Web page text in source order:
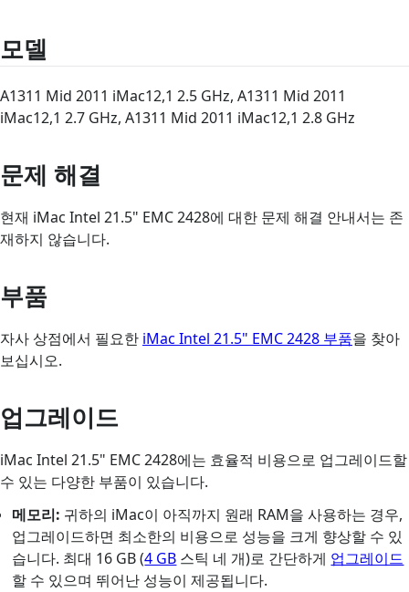
모델
A1311 Mid 2011 iMac12,1 2.5 GHz, A1311 Mid 2011
iMac12,1 2.7 GHz, A1311 Mid 2011 iMac12,1 2.8 GHz
문제 해결
현재 iMac Intel 21.5" EMC 2428에 대한 문제 해결 안내서는 존
재하지 않습니다.
부품
자사 상점에서 필요한 iMac Intel 21.5" EMC 2428 부품을 찾아
보십시오.
업그레이드
iMac Intel 21.5" EMC 2428에는 효율적 비용으로 업그레이드할
수 있는 다양한 부품이 있습니다.
메모리: 귀하의 iMac이 아직까지 원래 RAM을 사용하는 경우,
업그레이드하면 최소한의 비용으로 성능을 크게 향상할 수 있
습니다. 최대 16 GB (4 GB 스틱 네 개)로 간단하게 업그레이드
할 수 있으며 뛰어난 성능이 제공됩니다.